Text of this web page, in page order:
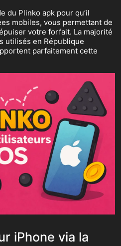
du Plinko apk pour qu’il
mobiles, vous permettant de
votre forfait. La majorité
utilisés en République
parfaitement cette
iPhone via la